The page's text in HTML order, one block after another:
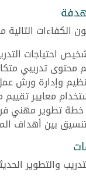
التالية
احتياجات
محتوى تدريبي
وإدارة ورش
معايير
خطة تطوير مهني
بين أهداف
والتطوير